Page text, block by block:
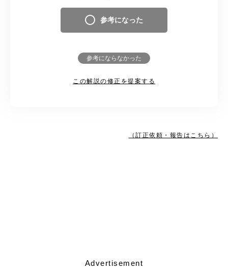
参考になった
参考にならなかった
この解説の修正を提案する
（訂正依頼・報告はこちら）
Advertisement